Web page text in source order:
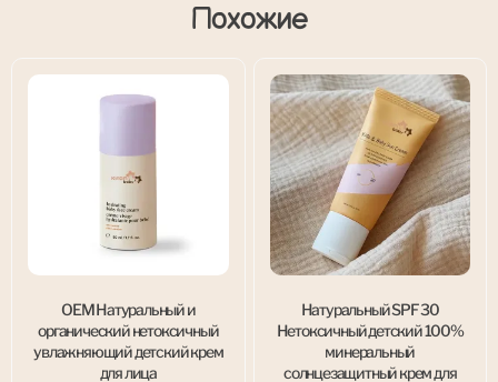
Похожие
OEM Натуральный и
органический нетоксичный
увлажняющий детский крем
для лица
Натуральный SPF 30
Нетоксичный детский 100%
минеральный
солнцезащитный крем для